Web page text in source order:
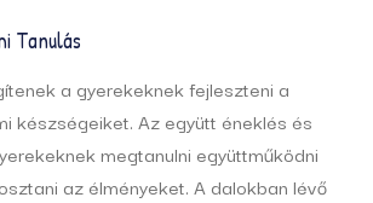
Tanulás
a gyerekeknek fejleszteni a
készségeiket. Az együtt éneklés és
megtanulni együttműködni
az élményeket. A dalokban lévő